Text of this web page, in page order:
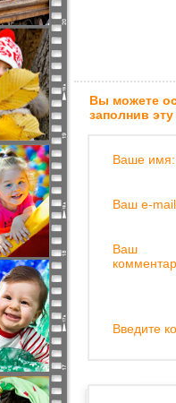
Вы можете
заполнив
Ваше имя:
Ваш e-
Ваш
Введите